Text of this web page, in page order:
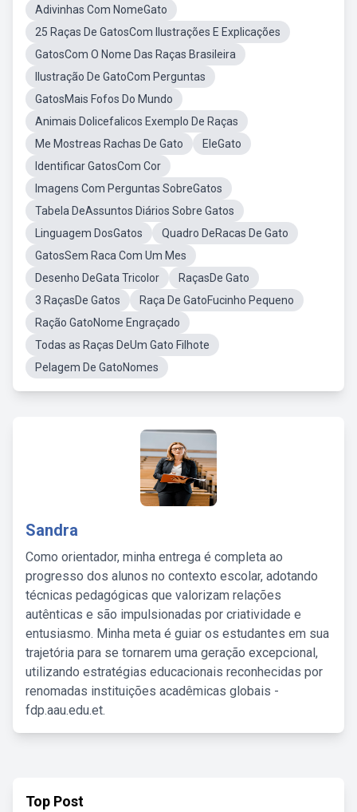
Adivinhas Com NomeGato
25 Raças De GatosCom Ilustrações E Explicações
GatosCom O Nome Das Raças Brasileira
Ilustração De GatoCom Perguntas
GatosMais Fofos Do Mundo
Animais Dolicefalicos Exemplo De Raças
Me Mostreas Rachas De Gato
EleGato
Identificar GatosCom Cor
Imagens Com Perguntas SobreGatos
Tabela DeAssuntos Diários Sobre Gatos
Linguagem DosGatos
Quadro DeRacas De Gato
GatosSem Raca Com Um Mes
Desenho DeGata Tricolor
RaçasDe Gato
3 RaçasDe Gatos
Raça De GatoFucinho Pequeno
Ração GatoNome Engraçado
Todas as Raças DeUm Gato Filhote
Pelagem De GatoNomes
Sandra
Como orientador, minha entrega é completa ao
progresso dos alunos no contexto escolar, adotando
técnicas pedagógicas que valorizam relações
autênticas e são impulsionadas por criatividade e
entusiasmo. Minha meta é guiar os estudantes em sua
trajetória para se tornarem uma geração excepcional,
utilizando estratégias educacionais reconhecidas por
renomadas instituições acadêmicas globais -
fdp.aau.edu.et.
Top Post